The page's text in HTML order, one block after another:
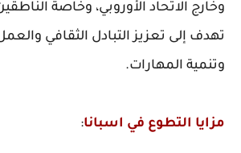
وخارج الاتحاد الأوروبي، وخاصة
تهدف إلى تعزيز التبادل الثقافي
وتنمية المهارات.
مزايا التطوع في اسبانا: